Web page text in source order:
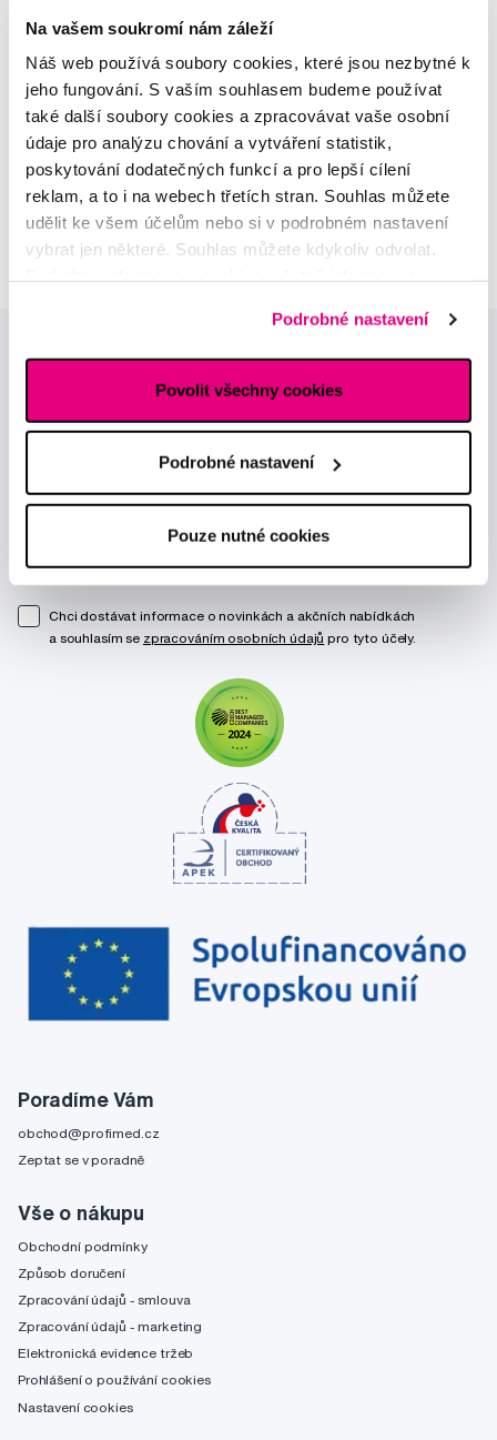
Na vašem soukromí nám záleží
Náš web používá soubory cookies, které jsou nezbytné k
jeho fungování. S vaším souhlasem budeme používat
také další soubory cookies a zpracovávat vaše osobní
údaje pro analýzu chování a vytváření statistik,
poskytování dodatečných funkcí a pro lepší cílení
reklam, a to i na webech třetích stran. Souhlas můžete
udělit ke všem účelům nebo si v podrobném nastavení
vybrat jen některé. Souhlas můžete kdykoliv odvolat.
Podrobné nastavení
Povolit všechny cookies
Podrobné nastavení
Pouze nutné cookies
Alena Růžičková
odborná konzultace dětského
sortimentu
MUDr. Alžběta Smetanová
atestovaná lékařka
dermatovenerologie
Poradíme Vám
obchod@profimed.cz
Zeptat se v poradně
Vše o nákupu
Obchodní podmínky
Způsob doručení
Zpracování údajů - smlouva
Zpracování údajů - marketing
Elektronická evidence tržeb
Prohlášení o používání cookies
Nastavení cookies
Chci dostávat informace o novinkách a akčních nabídkách
a souhlasím se zpracováním osobních údajů pro tyto účely.